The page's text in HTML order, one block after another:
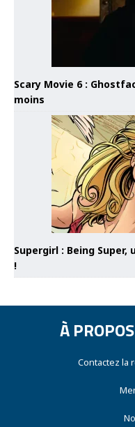
Scary Movie 6 :
moins
Supergirl : Being
!
À
Contactez la